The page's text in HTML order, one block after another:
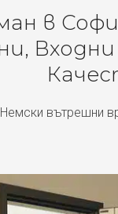
в
вътрешни